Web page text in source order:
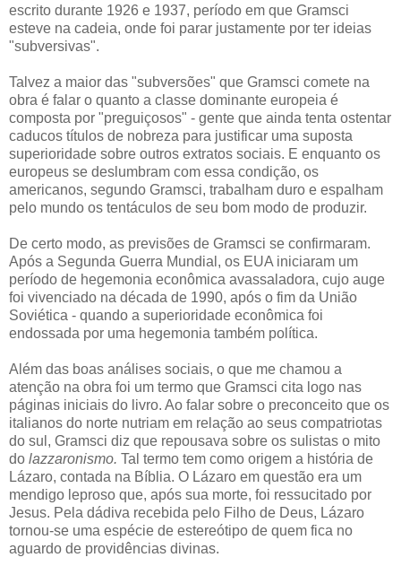
escrito durante 1926 e 1937, período em que Gramsci
esteve na cadeia, onde foi parar justamente por ter ideias
"subversivas".
Talvez a maior das "subversões" que Gramsci comete na
obra é falar o quanto a classe dominante europeia é
composta por "preguiçosos" - gente que ainda tenta ostentar
caducos títulos de nobreza para justificar uma suposta
superioridade sobre outros extratos sociais. E enquanto os
europeus se deslumbram com essa condição, os
americanos, segundo Gramsci, trabalham duro e espalham
pelo mundo os tentáculos de seu bom modo de produzir.
De certo modo, as previsões de Gramsci se confirmaram.
Após a Segunda Guerra Mundial, os EUA iniciaram um
período de hegemonia econômica avassaladora, cujo auge
foi vivenciado na década de 1990, após o fim da União
Soviética - quando a superioridade econômica foi
endossada por uma hegemonia também política.
Além das boas análises sociais, o que me chamou a
atenção na obra foi um termo que Gramsci cita logo nas
páginas iniciais do livro. Ao falar sobre o preconceito que os
italianos do norte nutriam em relação ao seus compatriotas
do sul, Gramsci diz que repousava sobre os sulistas o mito
do lazzaronismo. Tal termo tem como origem a história de
Lázaro, contada na Bíblia. O Lázaro em questão era um
mendigo leproso que, após sua morte, foi ressucitado por
Jesus. Pela dádiva recebida pelo Filho de Deus, Lázaro
tornou-se uma espécie de estereótipo de quem fica no
aguardo de providências divinas.